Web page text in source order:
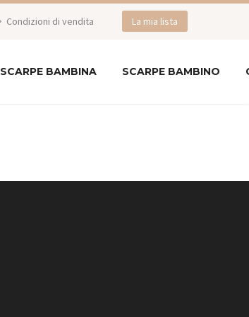
Condizioni di vendita La mia lista
SCARPE BAMBINA SCARPE BAMBINO